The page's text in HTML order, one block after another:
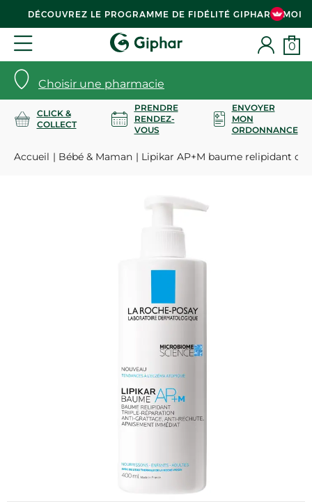
DÉCOUVREZ LE PROGRAMME DE FIDÉLITÉ GIPHAR & MOI
Choisir une pharmacie
0
CLICK &
COLLECT
PRENDRE
RENDEZ-
VOUS
ENVOYER
MON
ORDONNANCE
Accueil Bébé & Maman Lipikar AP+M baume relipidant